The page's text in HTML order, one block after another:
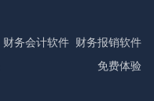
财务会计软件 财务报销软件
免费体验